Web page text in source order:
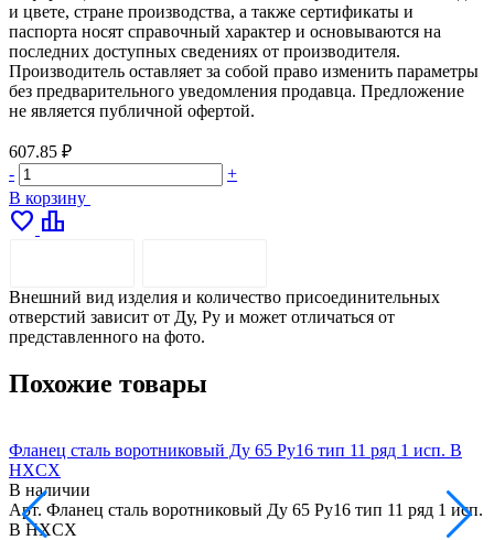
и цвете, стране производства, а также сертификаты и
паспорта носят справочный характер и основываются на
последних доступных сведениях от производителя.
Производитель оставляет за собой право изменить параметры
без предварительного уведомления продавца. Предложение
не является публичной офертой.
607.85 ₽
-
+
В корзину
favorite leaderboard
Внешний вид изделия и количество присоединительных
отверстий зависит от Ду, Ру и может отличаться от
представленного на фото.
Похожие товары
Фланец сталь воротниковый Ду 65 Ру16 тип 11 ряд 1 исп. B
HXCX
В наличии
Арт. Фланец сталь воротниковый Ду 65 Ру16 тип 11 ряд 1 исп.
B HXCX